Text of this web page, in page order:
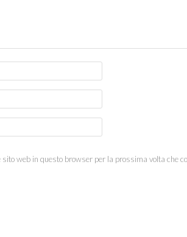
sito web in questo browser per la prossima volta che